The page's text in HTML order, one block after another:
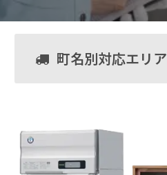
町名別対応エリア